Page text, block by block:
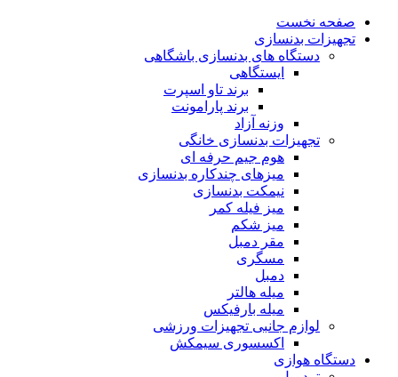
صفحه نخست
تجهیزات بدنسازی
دستگاه های بدنسازی باشگاهی
ایستگاهی
برند تاو اسپرت
برند پارامونت
وزنه آزاد
تجهیزات بدنسازی خانگی
هوم جیم حرفه ای
میزهای چندکاره بدنسازی
نیمکت بدنسازی
میز فیله کمر
میز شکم
مقر دمبل
مسگری
دمبل
میله هالتر
میله بارفیکس
لوازم جانبی تجهیزات ورزشی
اکسسوری سیمکش
دستگاه هوازی